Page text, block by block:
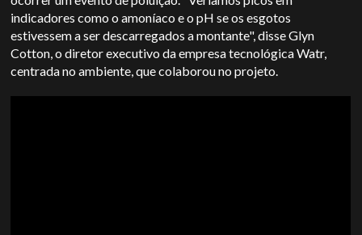
indicadores como o amoníaco e o pH se os esgotos
estivessem a ser descarregados a montante", disse Glyn
Cotton, o diretor executivo da empresa tecnológica Watr,
centrada no ambiente, que colaborou no projeto.